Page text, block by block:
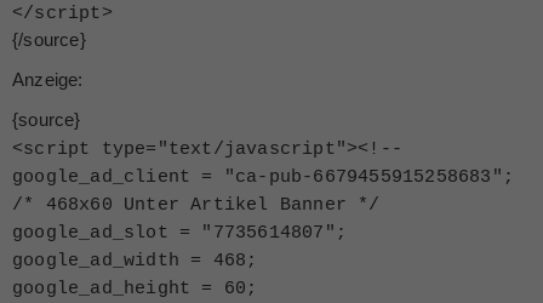
</script>
{/source}
Anzeige:
{source}
<script type="text/javascript">< !--
google_ad_client = "ca-pub-6679455915258683";
/* 468x60 Unter Artikel Banner */
google_ad_slot = "7735614807";
google_ad_width = 468;
google_ad_height = 60;